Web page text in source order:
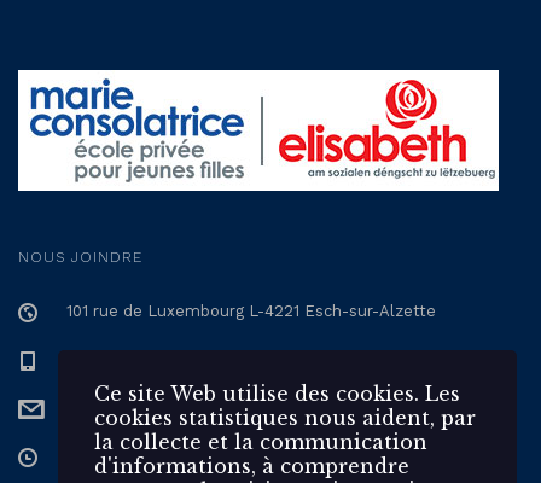
NOUS JOINDRE
101 rue de Luxembourg L-4221 Esch-sur-Alzette
secretariat@epmc.lu
Du Lundi au Vendredi de 7h30 à 17h
Ce site Web utilise des cookies. Les
cookies statistiques nous aident, par
la collecte et la communication
d'informations, à comprendre